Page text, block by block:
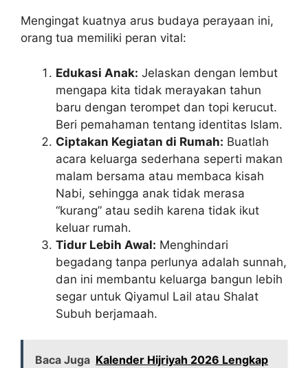
Mengingat kuatnya arus budaya perayaan ini,
orang tua memiliki peran vital:
Edukasi Anak: Jelaskan dengan lembut
mengapa kita tidak merayakan tahun
baru dengan terompet dan topi kerucut.
Beri pemahaman tentang identitas Islam.
Ciptakan Kegiatan di Rumah: Buatlah
acara keluarga sederhana seperti makan
malam bersama atau membaca kisah
Nabi, sehingga anak tidak merasa
“kurang” atau sedih karena tidak ikut
keluar rumah.
Tidur Lebih Awal: Menghindari
begadang tanpa perlunya adalah sunnah,
dan ini membantu keluarga bangun lebih
segar untuk Qiyamul Lail atau Shalat
Subuh berjamaah.
Baca Juga Kalender Hijriyah 2026 Lengkap